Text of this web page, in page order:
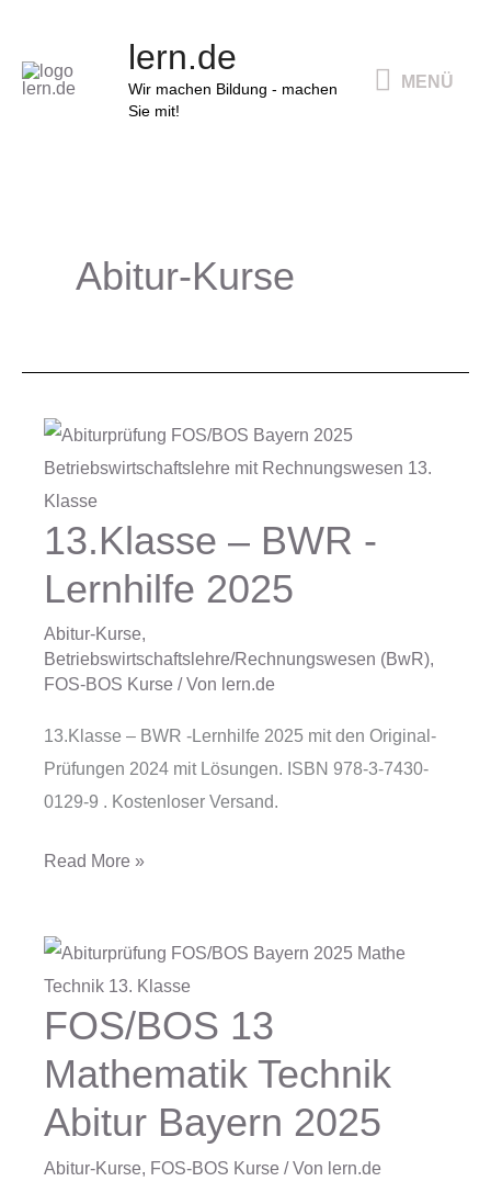
springen
lern.de
Wir machen Bildung - machen
Sie mit!
MENÜ
Abitur-Kurse
13.Klasse – BWR -
Lernhilfe 2025
Abitur-Kurse,
Betriebswirtschaftslehre/Rechnungswesen (BwR),
FOS-BOS Kurse / Von lern.de
13.Klasse – BWR -Lernhilfe 2025 mit den Original-
Prüfungen 2024 mit Lösungen. ISBN 978-3-7430-
0129-9 . Kostenloser Versand.
13.Klasse
BWR
-
Lernhilfe
2025
Read More »
FOS/BOS 13
Mathematik Technik
Abitur Bayern 2025
Abitur-Kurse, FOS-BOS Kurse / Von lern.de
FOS/BOS
Mathematik
Technik